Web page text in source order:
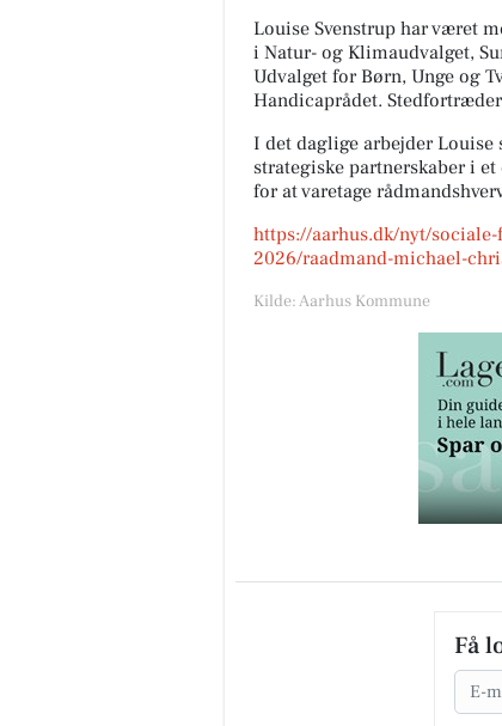
Louise Svenstrup har været
i Natur- og Klimaudvalget,
Udvalget for Børn, Unge og
Handicaprådet.
I det daglige arbejder
strategiske partnerskaber i
for at varetage
https://aarhus.dk/nyt/
2026/raadmand-michael-
Kilde: Aarhus Kommune
Få
Email